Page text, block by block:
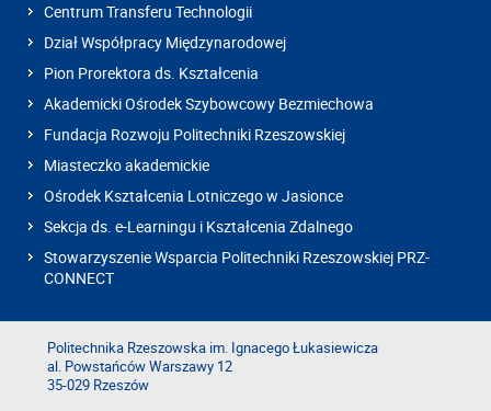
Centrum Transferu Technologii
Dział Współpracy Międzynarodowej
Pion Prorektora ds. Kształcenia
Akademicki Ośrodek Szybowcowy Bezmiechowa
Fundacja Rozwoju Politechniki Rzeszowskiej
Miasteczko akademickie
Ośrodek Kształcenia Lotniczego w Jasionce
Sekcja ds. e-Learningu i Kształcenia Zdalnego
Stowarzyszenie Wsparcia Politechniki Rzeszowskiej PRZ-
CONNECT
Politechnika Rzeszowska im. Ignacego Łukasiewicza
al. Powstańców Warszawy 12
35-029 Rzeszów